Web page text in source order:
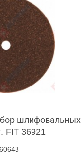
шлифовальных
FIT 36921